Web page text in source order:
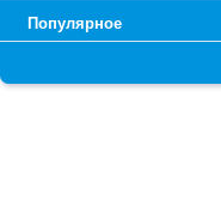
Популярное